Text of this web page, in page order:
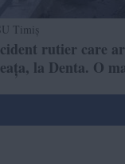
Timiș
rutier care
la Denta. O